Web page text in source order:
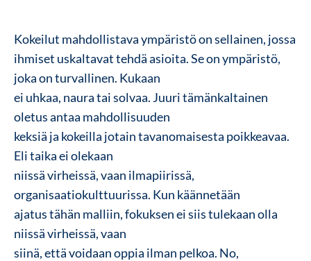
Kokeilut mahdollistava ympäristö on sellainen, jossa
ihmiset uskaltavat tehdä asioita. Se on ympäristö,
joka on turvallinen. Kukaan
ei uhkaa, naura tai solvaa. Juuri tämänkaltainen
oletus antaa mahdollisuuden
keksiä ja kokeilla jotain tavanomaisesta poikkeavaa.
Eli taika ei olekaan
niissä virheissä, vaan ilmapiirissä,
organisaatiokulttuurissa. Kun käännetään
ajatus tähän malliin, fokuksen ei siis tulekaan olla
niissä virheissä, vaan
siinä, että voidaan oppia ilman pelkoa. No,